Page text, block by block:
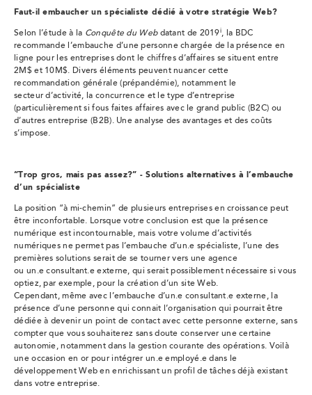
Faut-il embaucher un spécialiste dédié à votre stratégie Web?
Selon l’étude à la Conquête du Webdatant de 2019i, la BDC
recommande l’embauche d’une personne chargée de la présence en
ligne pour les entreprises dont le chiffres d’affaires se situent entre
2M$ et 10M$. Divers éléments peuvent nuancer cette
recommandation générale (prépandémie), notamment le
secteur d’activité, la concurrence et le type d’entreprise
(particulièrement si fous faites affaires avec le grand public (B2C) ou
d’autres entreprise (B2B). Une analyse des avantages et des coûts
s’impose.
“Trop gros, mais pas assez?” - Solutions alternatives à l’embauche
d’un spécialiste
La position “à mi-chemin” de plusieurs entreprises en croissance peut
être inconfortable. Lorsque votre conclusion est que la présence
numérique est incontournable, mais votre volume d’activités
numériques ne permet pas l’embauche d’un.e spécialiste, l’une des
premières solutions serait de se tourner vers une agence
ou un.e consultant.e externe, qui serait possiblement nécessaire si vous
optiez, par exemple, pour la création d’un site Web.
Cependant, même avec l’embauche d’un.e consultant.e externe, la
présence d’une personne qui connait l’organisation qui pourrait être
dédiée à devenir un point de contact avec cette personne externe, sans
compter que vous souhaiterez sans doute conserver une certaine
autonomie, notamment dans la gestion courante des opérations. Voilà
une occasion en or pour intégrer un.e employé.e dans le
développement Web en enrichissant un profil de tâches déjà existant
dans votre entreprise.